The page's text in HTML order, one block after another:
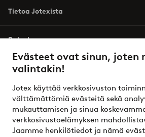
Evästeet ovat sinun, joten
valintakin!
Jotex käyttää verkkosivuston
välttämättömiä evästeitä sekä
mukauttamisen ja sinua
verkkosivustoelämyksen
Jaamme henkilötiedot ja nämä
Tietoa Jotexista
Palvelumme
Ehdot
Ystävät